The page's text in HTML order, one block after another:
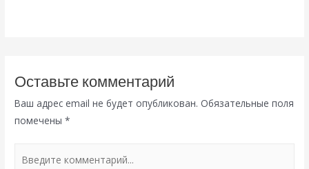
Оставьте комментарий
Ваш адрес email не будет опубликован. Обязательные поля
помечены*